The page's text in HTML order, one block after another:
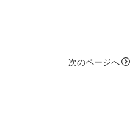
次のページへ